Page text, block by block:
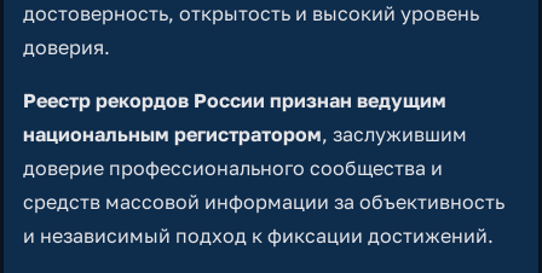
достоверность, открытость и высокий уровень
доверия.
Реестр рекордов России признан ведущим
национальным регистратором, заслужившим
доверие профессионального сообщества и
средств массовой информации за объективность
и независимый подход к фиксации достижений.